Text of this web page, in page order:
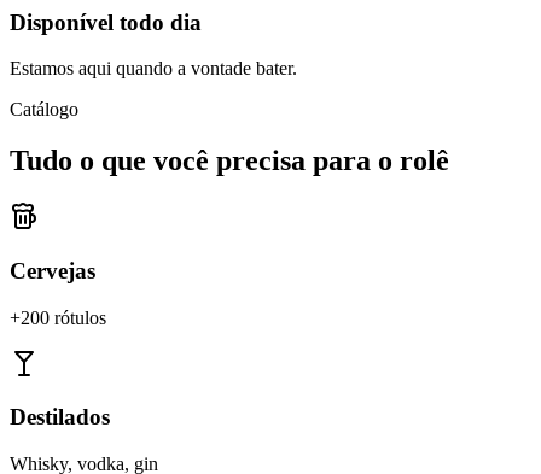
Disponível todo dia
Estamos aqui quando a vontade bater.
Catálogo
Tudo o que você precisa para o rolê
Cervejas
+200 rótulos
Destilados
Whisky, vodka, gin